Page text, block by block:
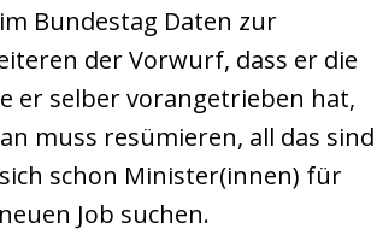
Bundestag Daten zur
der Vorwurf, dass er die
er selber vorangetrieben hat,
muss resümieren, all das sind
schon Minister(innen) für
Job suchen.